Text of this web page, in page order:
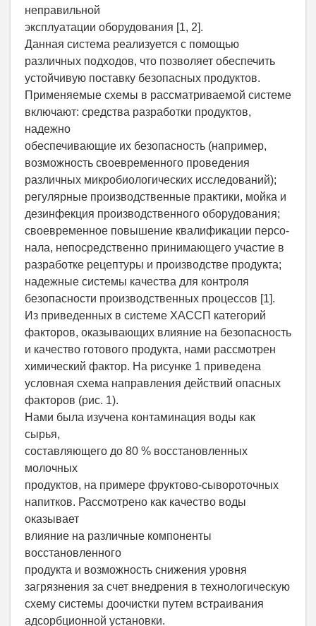
неправильной
эксплуатации оборудования [1, 2].
Данная система реализуется с помощью
различных подходов, что позволяет обеспечить
устойчивую поставку безопасных продуктов.
Применяемые схемы в рассматриваемой системе
включают: средства разработки продуктов,
надежно
обеспечивающие их безопасность (например,
возможность своевременного проведения
различных микробиологических исследований);
регулярные производственные практики, мойка и
дезинфекция производственного оборудования;
своевременное повышение квалификации персо-
нала, непосредственно принимающего участие в
разработке рецептуры и производстве продукта;
надежные системы качества для контроля
безопасности производственных процессов [1].
Из приведенных в системе ХАССП категорий
факторов, оказывающих влияние на безопасность
и качество готового продукта, нами рассмотрен
химический фактор. На рисунке 1 приведена
условная схема направления действий опасных
факторов (рис. 1).
Нами была изучена контаминация воды как
сырья,
составляющего до 80 % восстановленных
молочных
продуктов, на примере фруктово-сывороточных
напитков. Рассмотрено как качество воды
оказывает
влияние на различные компоненты
восстановленного
продукта и возможность снижения уровня
загрязнения за счет внедрения в технологическую
схему системы доочистки путем встраивания
адсорбционной установки.